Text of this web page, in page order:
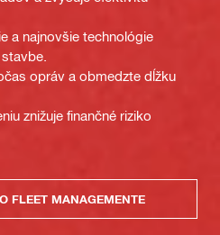
a najnovšie technológie
opráv a obmedzte dĺžku
znižuje finančné riziko
FLEET MANAGEMENTE